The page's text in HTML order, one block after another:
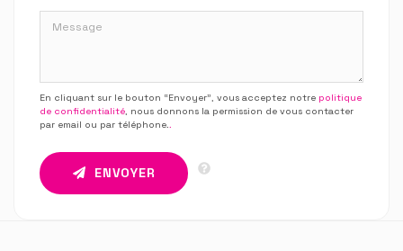
En cliquant sur le bouton “Envoyer”, vous acceptez notre politique
de confidentialité, nous donnons la permission de vous contacter
par email ou par téléphone..
ENVOYER